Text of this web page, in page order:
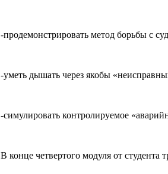
-продемонстрировать метод борьбы с
-уметь дышать через якобы
-симулировать контролируемое
В конце четвертого модуля от студента